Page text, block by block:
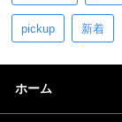
pickup 新着
ホーム